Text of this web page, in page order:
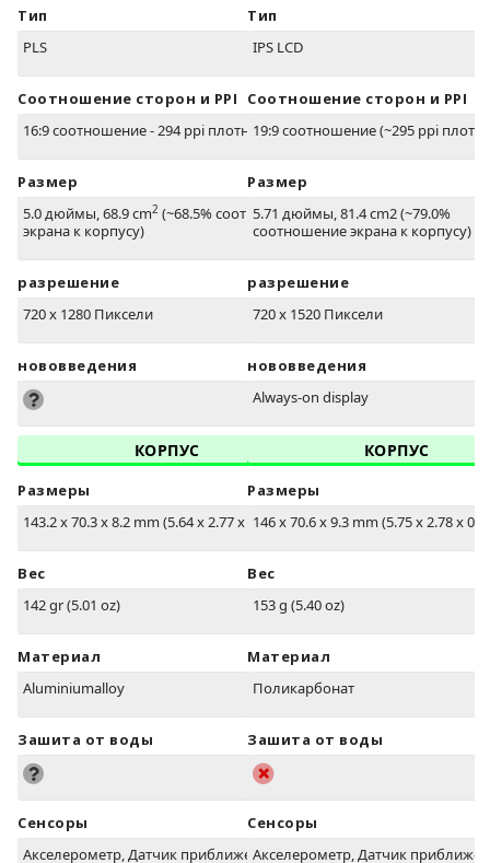
Тип
PLS
Соотношение сторон и PPI
16:9 соотношение - 294 ppi плотность
Размер
5.0 дюймы, 68.9 cm2 (~68.5% соотношение
экрана к корпусу)
разрешение
720 x 1280 Пиксели
нововведения
КОРПУС
Размеры
143.2 x 70.3 x 8.2 mm (5.64 x 2.77 x 0.32 in)
Вес
142 gr (5.01 oz)
Материал
Aluminiumalloy
Зашита от воды
Сенсоры
Акселерометр, Датчик приближения
Тип
IPS LCD
Соотношение сторон и PPI
19:9 соотношение (~295 ppi
Размер
5.71 дюймы, 81.4 cm2 (~79.0%
соотношение экрана к корпусу)
разрешение
720 x 1520 Пиксели
нововведения
Always-on display
КОРПУС
Размеры
146 x 70.6 x 9.3 mm (5.75 x 2.78 x
Вес
153 g (5.40 oz)
Материал
Поликарбонат
Зашита от воды
Сенсоры
Акселерометр, Датчик